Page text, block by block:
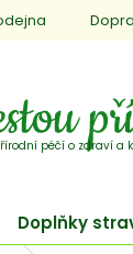
Doplňky